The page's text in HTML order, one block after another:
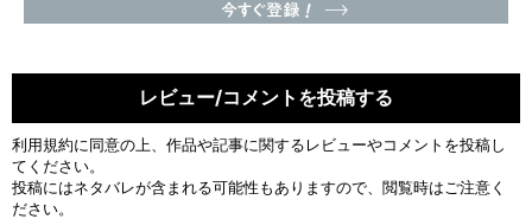
レビュー/コメントを投稿する
利用規約に同意の上、作品や記事に関するレビューやコメントを投稿し
てください。
投稿にはネタバレが含まれる可能性もありますので、閲覧時はご注意く
ださい。